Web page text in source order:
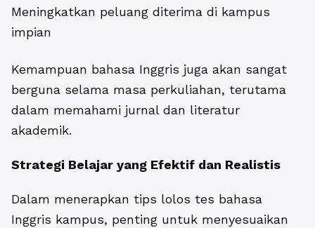
Meningkatkan peluang diterima di kampus
impian
Kemampuan bahasa Inggris juga akan sangat
berguna selama masa perkuliahan, terutama
dalam memahami jurnal dan literatur
akademik.
Strategi Belajar yang Efektif dan Realistis
Dalam menerapkan tips lolos tes bahasa
Inggris kampus, penting untuk menyesuaikan